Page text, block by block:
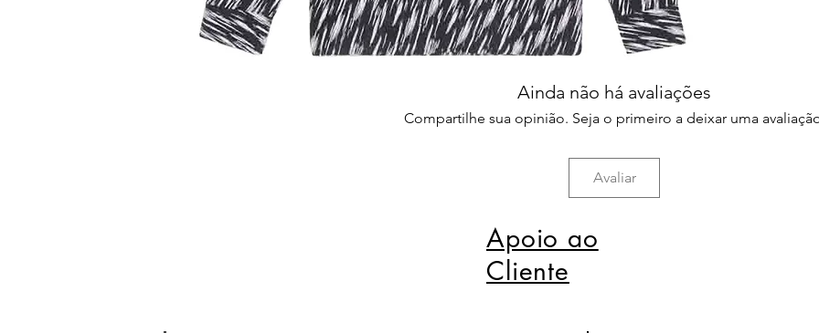
Ainda não há avaliações
Compartilhe sua opinião. Seja o primeiro a deixar uma
Avaliar
Apoio ao
Cliente